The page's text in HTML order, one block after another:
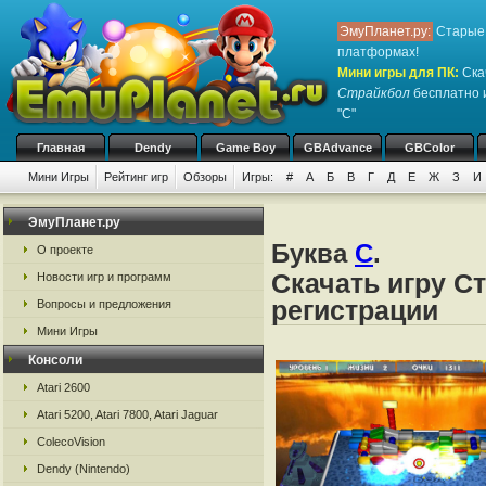
ЭмуПланет.ру: Старые
платформах!
Мини игры для ПК:
Страйкбол бесплатно
"С"
Главная Dendy Game Boy GBAdvance GBColor
Мини Игры Рейтинг игр Обзоры Игры: # А Б В Г Д Е Ж З И
ЭмуПланет.ру
О проекте
Новости игр и программ
Вопросы и предложения
Мини Игры
Консоли
Atari 2600
Atari 5200, Atari 7800, Atari Jaguar
ColecoVision
Dendy (Nintendo)
Буква С.
Скачать игру
регистрации